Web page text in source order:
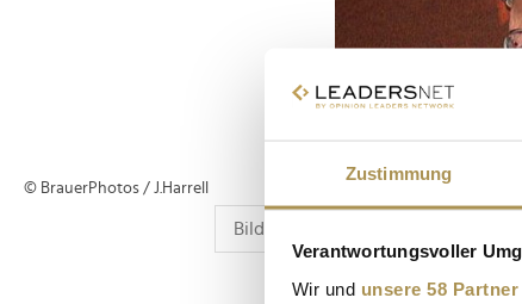
Zustimmung
Verantwortungsvoller
Wir und unsere 58 Partner
© BrauerPhotos / J.Harrell